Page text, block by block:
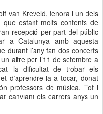
van Kreveld, tenora i un dels
estant molts contents de
recepció per part del públic
a Catalunya amb aquesta
durant l’any fan dos concerts
altre per l’11 de setembre a
la dificultat de trobar els
d’aprendre-la a tocar, donat
professors de música. Tot i
canviant els darrers anys un